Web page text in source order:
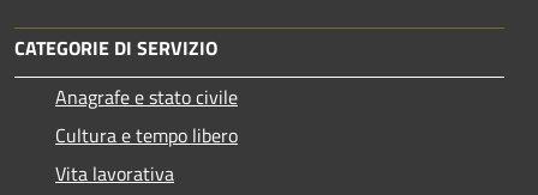
CATEGORIE DI SERVIZIO
Anagrafe e stato civile
Cultura e tempo libero
Vita lavorativa